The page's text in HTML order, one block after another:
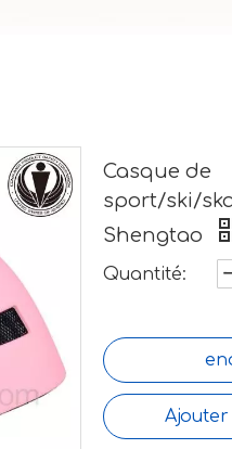
Casque de
sport/ski/
Shengtao
Quantité: